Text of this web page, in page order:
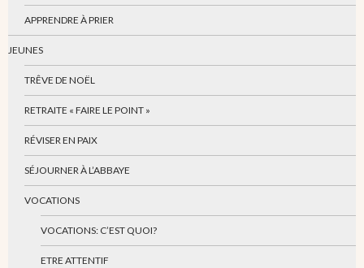
APPRENDRE À PRIER
JEUNES
TRÊVE DE NOËL
RETRAITE « FAIRE LE POINT »
RÉVISER EN PAIX
SÉJOURNER À L’ABBAYE
VOCATIONS
VOCATIONS: C’EST QUOI?
ETRE ATTENTIF